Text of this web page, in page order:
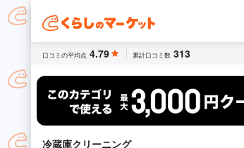
口コミの平均点 4.79 累計口コミ数 313
冷蔵庫クリーニング